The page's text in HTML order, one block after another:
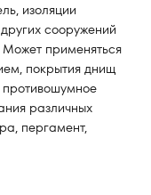
изоляции
сооружений
Может применяться
покрытия днищ
различных
пергамент,